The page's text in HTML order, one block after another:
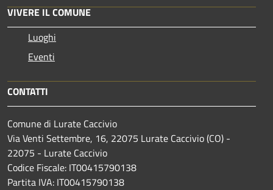
VIVERE IL COMUNE
Luoghi
Eventi
CONTATTI
Comune di Lurate Caccivio
Via Venti Settembre, 16, 22075 Lurate Caccivio (CO) -
22075 - Lurate Caccivio
Codice Fiscale: IT00415790138
Partita IVA: IT00415790138